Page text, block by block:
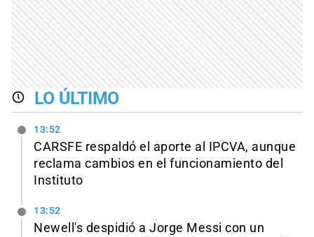
LO ÚLTIMO
13:52
CARSFE respaldó el aporte al IPCVA, aunque
reclama cambios en el funcionamiento del
Instituto
13:52
Newell's despidió a Jorge Messi con un